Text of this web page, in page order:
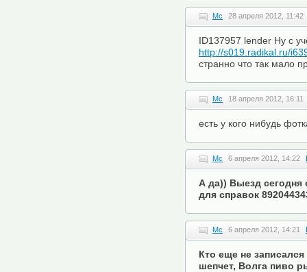
Mc 28 апреля 2012, 11:42
ID137957 lender Ну с
http://s019.radikal.ru/
странно что так мало
Mc 18 апреля 2012, 16:11
есть у кого нибудь
Mc 6 апреля 2012, 14:22
А да)) Выезд сегодня
для справок
Mc 6 апреля 2012, 14:21
Кто еще не
шепчет, Волга пиво